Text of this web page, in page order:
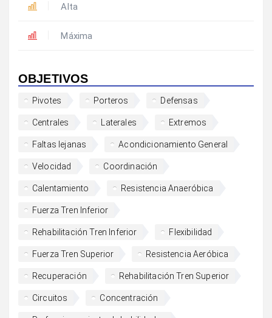
Alta
Máxima
OBJETIVOS
Pivotes Porteros Defensas
Centrales Laterales Extremos
Faltas lejanas Acondicionamiento General
Velocidad Coordinación
Calentamiento Resistencia Anaeróbica
Fuerza Tren Inferior
Rehabilitación Tren Inferior Flexibilidad
Fuerza Tren Superior Resistencia Aeróbica
Recuperación Rehabilitación Tren Superior
Circuitos Concentración